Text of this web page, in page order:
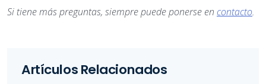
Si tiene más preguntas, siempre puede ponerse en contacto.
Artículos Relacionados